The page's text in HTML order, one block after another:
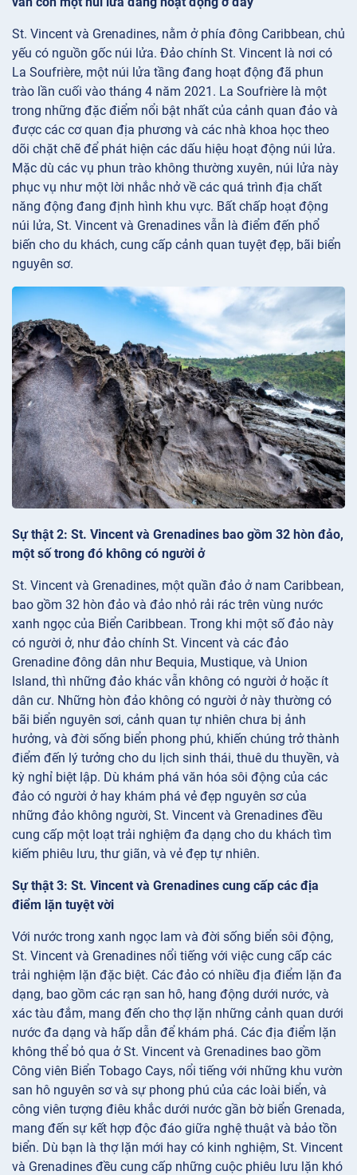
St. Vincent và Grenadines, nằm ở phía đông Caribbean, chủ
yếu có nguồn gốc núi lửa. Đảo chính St. Vincent là nơi có
La Soufrière, một núi lửa tầng đang hoạt động đã phun
trào lần cuối vào tháng 4 năm 2021. La Soufrière là một
trong những đặc điểm nổi bật nhất của cảnh quan đảo và
được các cơ quan địa phương và các nhà khoa học theo
dõi chặt chẽ để phát hiện các dấu hiệu hoạt động núi lửa.
Mặc dù các vụ phun trào không thường xuyên, núi lửa này
phục vụ như một lời nhắc nhở về các quá trình địa chất
năng động đang định hình khu vực. Bất chấp hoạt động
núi lửa, St. Vincent và Grenadines vẫn là điểm đến phổ
biến cho du khách, cung cấp cảnh quan tuyệt đẹp, bãi biển
nguyên sơ.
Sự thật 2: St. Vincent và Grenadines bao gồm 32 hòn đảo,
một số trong đó không có người ở
St. Vincent và Grenadines, một quần đảo ở nam Caribbean,
bao gồm 32 hòn đảo và đảo nhỏ rải rác trên vùng nước
xanh ngọc của Biển Caribbean. Trong khi một số đảo này
có người ở, như đảo chính St. Vincent và các đảo
Grenadine đông dân như Bequia, Mustique, và Union
Island, thì những đảo khác vẫn không có người ở hoặc ít
dân cư. Những hòn đảo không có người ở này thường có
bãi biển nguyên sơi, cảnh quan tự nhiên chưa bị ảnh
hưởng, và đời sống biển phong phú, khiến chúng trở thành
điểm đến lý tưởng cho du lịch sinh thái, thuê du thuyền, và
kỳ nghỉ biệt lập. Dù khám phá văn hóa sôi động của các
đảo có người ở hay khám phá vẻ đẹp nguyên sơ của
những đảo không người, St. Vincent và Grenadines đều
cung cấp một loạt trải nghiệm đa dạng cho du khách tìm
kiếm phiêu lưu, thư giãn, và vẻ đẹp tự nhiên.
Sự thật 3: St. Vincent và Grenadines cung cấp các địa
điểm lặn tuyệt vời
Với nước trong xanh ngọc lam và đời sống biển sôi động,
St. Vincent và Grenadines nổi tiếng với việc cung cấp các
trải nghiệm lặn đặc biệt. Các đảo có nhiều địa điểm lặn đa
dạng, bao gồm các rạn san hô, hang động dưới nước, và
xác tàu đắm, mang đến cho thợ lặn những cảnh quan dưới
nước đa dạng và hấp dẫn để khám phá. Các địa điểm lặn
không thể bỏ qua ở St. Vincent và Grenadines bao gồm
Công viên Biển Tobago Cays, nổi tiếng với những khu vườn
san hô nguyên sơ và sự phong phú của các loài biển, và
công viên tượng điêu khắc dưới nước gần bờ biển Grenada,
mang đến sự kết hợp độc đáo giữa nghệ thuật và bảo tồn
biển. Dù bạn là thợ lặn mới hay có kinh nghiệm, St. Vincent
và Grenadines đều cung cấp những cuộc phiêu lưu lặn khó